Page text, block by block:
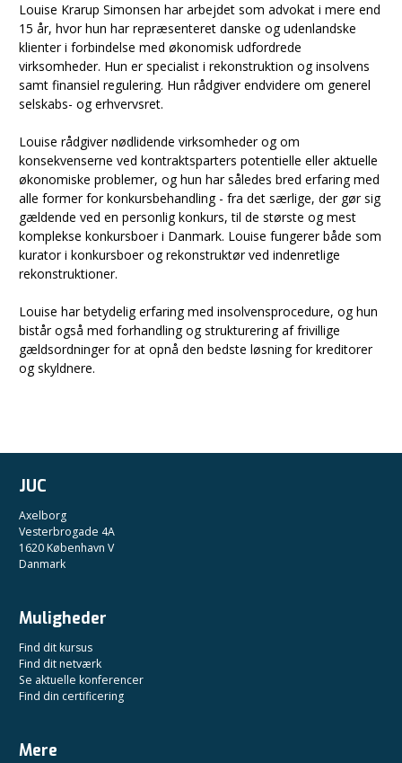
Louise Krarup Simonsen har arbejdet som advokat i mere end
15 år, hvor hun har repræsenteret danske og udenlandske
klienter i forbindelse med økonomisk udfordrede
virksomheder. Hun er specialist i rekonstruktion og insolvens
samt finansiel regulering. Hun rådgiver endvidere om generel
selskabs- og erhvervsret.
Louise rådgiver nødlidende virksomheder og om
konsekvenserne ved kontraktsparters potentielle eller aktuelle
økonomiske problemer, og hun har således bred erfaring med
alle former for konkursbehandling - fra det særlige, der gør sig
gældende ved en personlig konkurs, til de største og mest
komplekse konkursboer i Danmark. Louise fungerer både som
kurator i konkursboer og rekonstruktør ved indenretlige
rekonstruktioner.
Louise har betydelig erfaring med insolvensprocedure, og hun
bistår også med forhandling og strukturering af frivillige
gældsordninger for at opnå den bedste løsning for kreditorer
og skyldnere.
JUC
Axelborg
Vesterbrogade 4A
1620 København V
Danmark
Muligheder
Find dit kursus
Find dit netværk
Se aktuelle konferencer
Find din certificering
Mere